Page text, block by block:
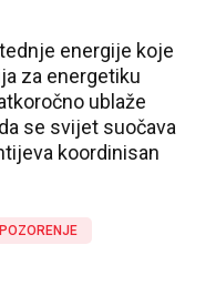
energije koje
za energetiku
ublaže
se svijet suočava
koordinisan